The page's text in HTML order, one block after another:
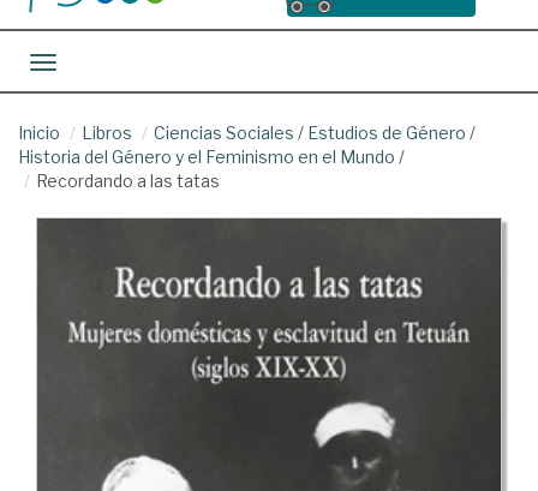
Toggle navigation
Inicio Libros Ciencias Sociales / Estudios de Género /
Historia del Género y el Feminismo en el Mundo /
Recordando a las tatas